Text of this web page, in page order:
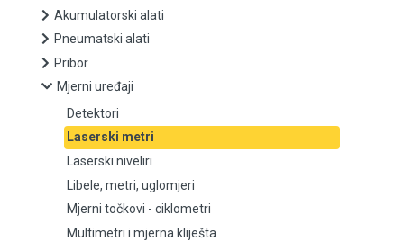
Mjerni uređaji
Detektori
Laserski metri
Laserski niveliri
Libele, metri, uglomjeri
Mjerni točkovi - ciklometri
Akumulatorski alati
Pneumatski alati
Pribor
Mjerni uređaji
Detektori
Laserski metri
Laserski niveliri
Libele, metri, uglomjeri
Mjerni točkovi - ciklometri
Multimetri i mjerna kliješta